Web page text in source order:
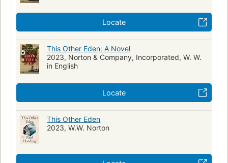
Locate
This Other Eden: A Novel
2023, Norton & Company, Incorporated, W. W.
in English
Locate
This Other Eden
2023, W.W. Norton